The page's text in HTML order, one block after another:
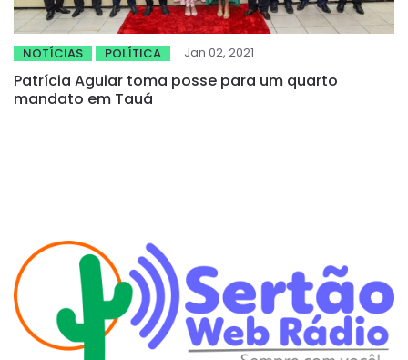
NOTÍCIAS POLÍTICA Jan 02, 2021
Patrícia Aguiar toma posse para um quarto
mandato em Tauá